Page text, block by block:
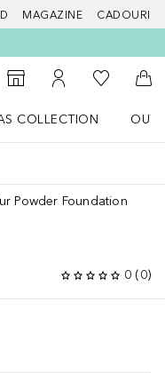
MAGAZINE CADOURI
Către Găsire magazin
Către Contul meu
Către
COLLECTION
Powder Foundation
0 (0)